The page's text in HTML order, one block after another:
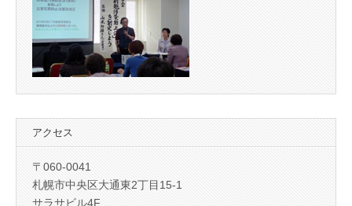
アクセス
〒060-0041
札幌市中央区大通東2丁目15-1
サラサビル4F